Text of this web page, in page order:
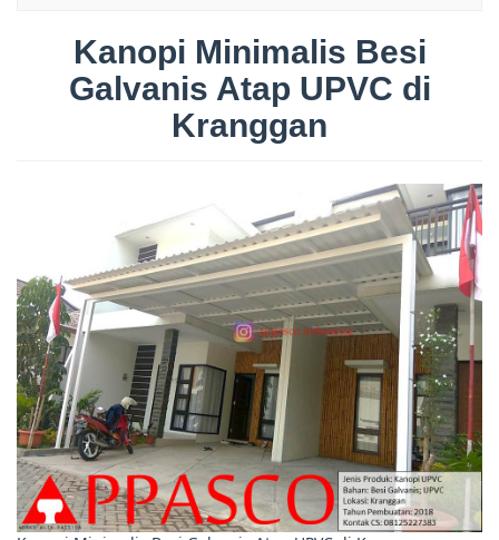
Kanopi Minimalis Besi
Galvanis Atap UPVC di
Kranggan